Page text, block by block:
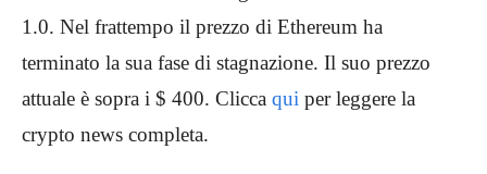
1.0. Nel frattempo il prezzo di Ethereum ha
terminato la sua fase di stagnazione. Il suo prezzo
attuale è sopra i $ 400. Clicca qui per leggere la
crypto news completa.